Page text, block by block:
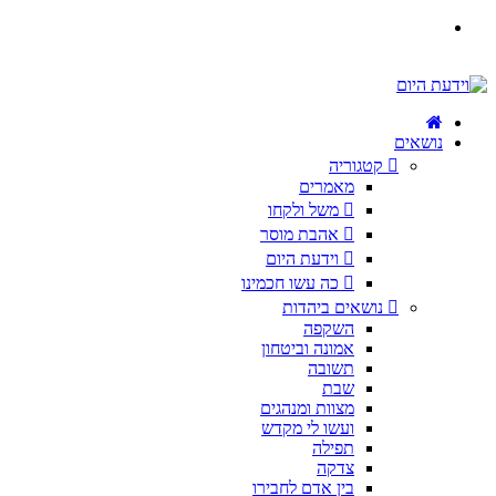
נושאים
קטגוריה
מאמרים
משל ולקחו
אהבת מוסר
וידעת היום
כה עשו חכמינו
נושאים ביהדות
השקפה
אמונה וביטחון
תשובה
שבת
מצוות ומנהגים
ועשו לי מקדש
תפילה
צדקה
בין אדם לחבירו